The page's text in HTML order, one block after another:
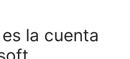
la cuenta